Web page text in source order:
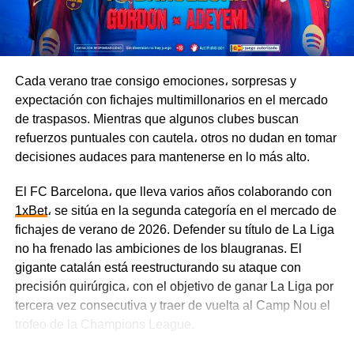
esfuerzos entre la Primera División, la Copa Argentina y
la Copa Sudamericana. El Fortín, en cambio, está
completamente enfocado en sus compromisos en el país
El Xeneize buscará sumar tres puntos clave en casa, por
lo que tomará la iniciativa e irá al ataque con agresividad.
Por su parte, Vélez está bien organizado en el fondo y es
capaz de complicarle la vida a su rival con contraataques
Tigre vs. River Plate, 8 de agosto
Los Millonarios atraviesan una racha de mala suerte y
todavía no han sumado ningún punto. En sus tres
primeros partidos, River Plate claramente no pasó por su
mejor momento — el equipo superó a sus rivales en la
Cada verano trae consigo emociones، sorpresas y
expectación con fichajes multimillonarios en el mercado
de traspasos. Mientras que algunos clubes buscan
refuerzos puntuales con cautela، otros no dudan en tomar
decisiones audaces para mantenerse en lo más alto.
El FC Barcelona، que lleva varios años colaborando con
1xBet، se sitúa en la segunda categoría en el mercado de
fichajes de verano de 2026. Defender su título de La Liga
no ha frenado las ambiciones de los blaugranas. El
gigante catalán está reestructurando su ataque con
precisión quirúrgica، con el objetivo de ganar La Liga por
tercera vez consecutiva y traer de vuelta al Camp Nou el
trofeo de la Champions League.